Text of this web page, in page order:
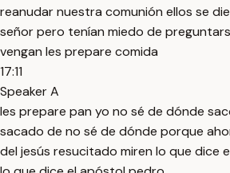
reanudar nuestra comunión ellos se
señor pero tenían miedo de
vengan les prepare comida
17:11
Speaker A
les prepare pan yo no sé de dónde
sacado de no sé de dónde porque
del jesús resucitado miren lo que dice